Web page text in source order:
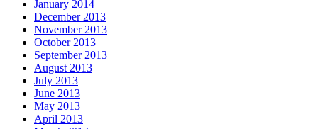
January 2014
December 2013
November 2013
October 2013
September 2013
August 2013
July 2013
June 2013
May 2013
April 2013